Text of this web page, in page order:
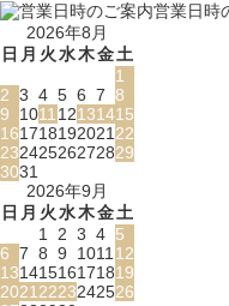
営業日時
2026年8月
日 月 火水木金土
1
2 3 4 5 6 7 8
9
1011 12131415
161718192021 22
23242526272829
3031
2026年9月
日 月 火水木金土
1
2 3 4 5
6 7 8 9 1011 12
13141516171819
2021 2223242526